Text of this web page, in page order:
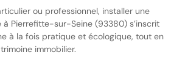
ou professionnel, installer une
à Pierrefitte-sur-Seine (93380) s’inscrit
à la fois pratique et écologique, tout en
immobilier.